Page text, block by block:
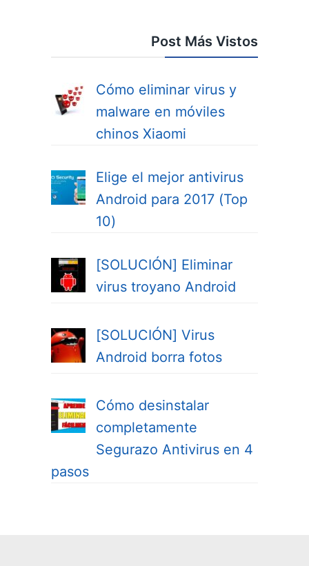
Post Más Vistos
Cómo eliminar virus y
malware en móviles
chinos Xiaomi
Elige el mejor antivirus
Android para 2017 (Top
10)
[SOLUCIÓN] Eliminar
virus troyano Android
[SOLUCIÓN] Virus
Android borra fotos
Cómo desinstalar
completamente
Segurazo Antivirus en 4
pasos